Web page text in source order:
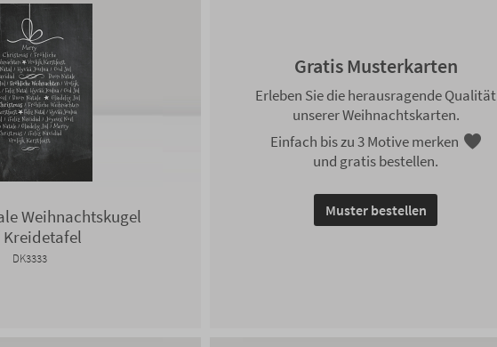
Weihnachtskugel
Kreidetafel
DK3333
Gratis Musterkarten
Erleben Sie die herausragende Qualität
unserer Weihnachtskarten.
Einfach bis zu 3 Motive merken
und gratis bestellen.
Muster bestellen